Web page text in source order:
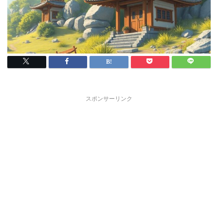
スポンサーリンク